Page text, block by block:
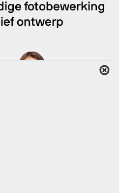
fotobewerking
ontwerp